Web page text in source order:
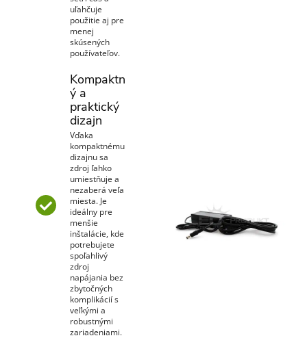
uľahčuje
použitie aj pre
menej
skúsených
používateľov.
Kompaktn
ý a
praktický
dizajn
Vďaka
kompaktnému
dizajnu sa
zdroj ľahko
umiestňuje a
nezaberá veľa
miesta. Je
ideálny pre
menšie
inštalácie, kde
potrebujete
spoľahlivý
zdroj
napájania bez
zbytočných
komplikácií s
veľkými a
robustnými
zariadeniami.